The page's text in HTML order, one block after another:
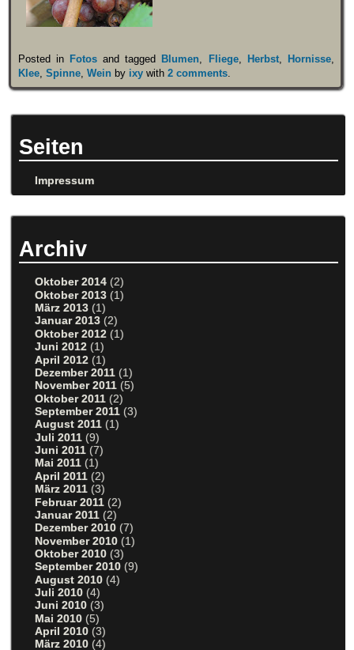
Posted in Fotosand tagged Blumen Fliege, Herbst, Hornisse,
Klee, Spinne, Weinby ixywith 2 comments.
Seiten
Impressum
Archiv
Oktober 2014 (2)
Oktober 2013 (1)
März 2013 (1)
Januar 2013 (2)
Oktober 2012 (1)
Juni 2012 (1)
April 2012 (1)
Dezember 2011 (1)
November 2011 (5)
Oktober 2011 (2)
September 2011 (3)
August 2011 (1)
Juli 2011 (9)
Juni 2011 (7)
Mai 2011 (1)
April 2011 (2)
März 2011 (3)
Februar 2011 (2)
Januar 2011 (2)
Dezember 2010 (7)
November 2010 (1)
Oktober 2010 (3)
September 2010 (9)
August 2010 (4)
Juli 2010 (4)
Juni 2010 (3)
Mai 2010 (5)
April 2010 (3)
März 2010 (4)